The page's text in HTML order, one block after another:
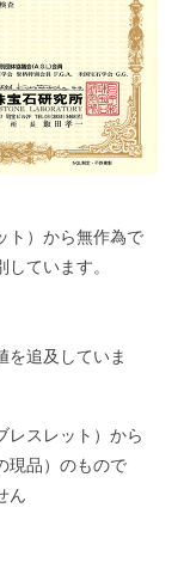
ト）から無作為で
ています。
を追及していま
レスレット）から
現品）のもので
ん